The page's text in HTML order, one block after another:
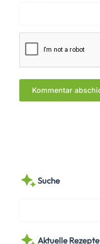
Suche
r
Aktuelle Rezepte